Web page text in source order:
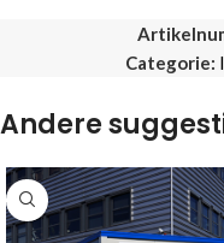
Categorie:
Andere